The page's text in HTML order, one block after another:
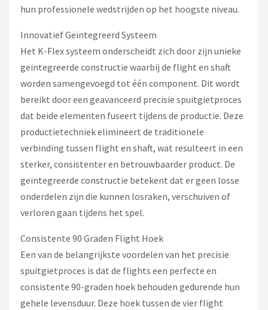
hun professionele wedstrijden op het hoogste niveau.
Innovatief Geïntegreerd Systeem
Het K-Flex systeem onderscheidt zich door zijn unieke
geïntegreerde constructie waarbij de flight en shaft
worden samengevoegd tot één component. Dit wordt
bereikt door een geavanceerd precisie spuitgietproces
dat beide elementen fuseert tijdens de productie. Deze
productietechniek elimineert de traditionele
verbinding tussen flight en shaft, wat resulteert in een
sterker, consistenter en betrouwbaarder product. De
geïntegreerde constructie betekent dat er geen losse
onderdelen zijn die kunnen losraken, verschuiven of
verloren gaan tijdens het spel.
Consistente 90 Graden Flight Hoek
Een van de belangrijkste voordelen van het precisie
spuitgietproces is dat de flights een perfecte en
consistente 90-graden hoek behouden gedurende hun
gehele levensduur. Deze hoek tussen de vier flight